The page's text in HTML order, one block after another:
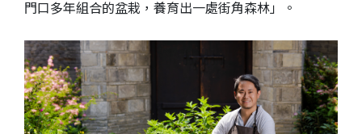
門口多年組合的盆栽，養育出一處街角森林」。